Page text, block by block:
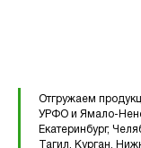
Отгружаем
УРФО и Ямало-
Екатеринбург,
Тагил, Курган,